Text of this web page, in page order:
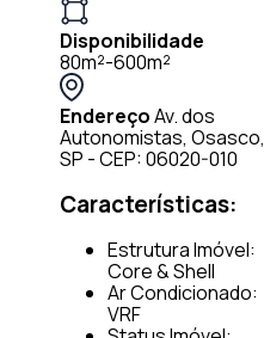
Disponibilidade
80m²-600m²
EndereçoAv. dos
Autonomistas, Osasco,
SP - CEP: 06020-010
Características:
Estrutura Imóvel:
Core & Shell
Ar Condicionado:
VRF